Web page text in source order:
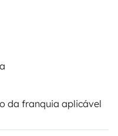
da franquia aplicável